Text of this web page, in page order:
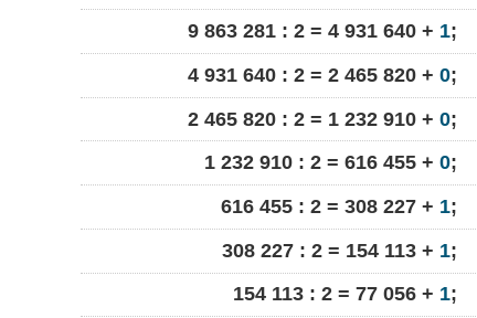
9 863 281 : 2 = 4 931 640 + 1;
4 931 640 : 2 = 2 465 820 + 0;
2 465 820 : 2 = 1 232 910 + 0;
1 232 910 : 2 = 616 455 + 0;
616 455 : 2 = 308 227 + 1;
308 227 : 2 = 154 113 + 1;
154 113 : 2 = 77 056 + 1;